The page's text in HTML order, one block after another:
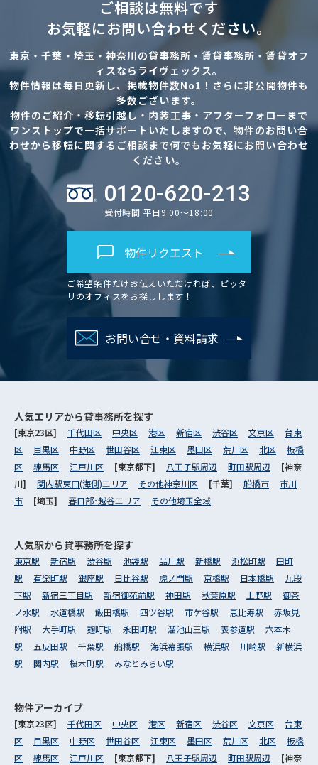
ご相談は無料です
お気軽にお問い合わせください。
東京・千葉・埼玉・神奈川の貸事務所・賃貸事務所・賃貸オフ
ィスならライヴェックス。
物件情報は毎日更新し、掲載物件数No1！さらに非公開物件も
多数ございます。
物件のご紹介・移転引越し・内装工事・アフターフォローまで
ワンストップで一括サポートいたしますので、物件のお問い合
わせから移転に関するご相談まで何でもお気軽にお問い合わせ
ください。
0120-620-213
受付時間 平日9:00～18:00
物件リクエスト
ご希望条件だけお伝えいただければ、ピッタ
リのオフィスをお探しします！
お問い合せ・資料請求
人気エリアから貸事務所を探す
[東京23区] 千代田区 中央区 港区 新宿区 渋谷区 文京区
台東
区
目黒区 中野区 世田谷区 江東区 墨田区 荒川区 北区
板橋
区
練馬区 江戸川区 [東京都下] 八王子駅周辺 町田駅周辺
[神奈
川] 関内駅東口(海側)エリア その他神奈川区 [千葉] 船橋市
市川
市
[埼玉] 春日部･越谷エリア その他埼玉全域
人気駅から貸事務所を探す
東京駅 新宿駅 渋谷駅 池袋駅 品川駅 新橋駅 浜松町駅
田町
駅
有楽町駅 銀座駅 日比谷駅 虎ノ門駅 京橋駅 日本橋駅
九段
下駅
新宿三丁目駅 新宿御苑前駅 神田駅 秋葉原駅 上野駅
御茶
ノ水駅
水道橋駅 飯田橋駅 四ツ谷駅 市ケ谷駅 恵比寿駅
赤坂見
附駅
大手町駅 麹町駅 永田町駅 溜池山王駅 表参道駅
六本木
駅
五反田駅 千葉駅 船橋駅 海浜幕張駅 横浜駅 川崎駅
新横浜
駅
関内駅 桜木町駅 みなとみらい駅
物件アーカイブ
[東京23区] 千代田区 中央区 港区 新宿区 渋谷区 文京区
台東
区
目黒区 中野区 世田谷区 江東区 墨田区 荒川区 北区
板橋
区
練馬区 江戸川区 [東京都下] 八王子駅周辺 町田駅周辺 [神奈